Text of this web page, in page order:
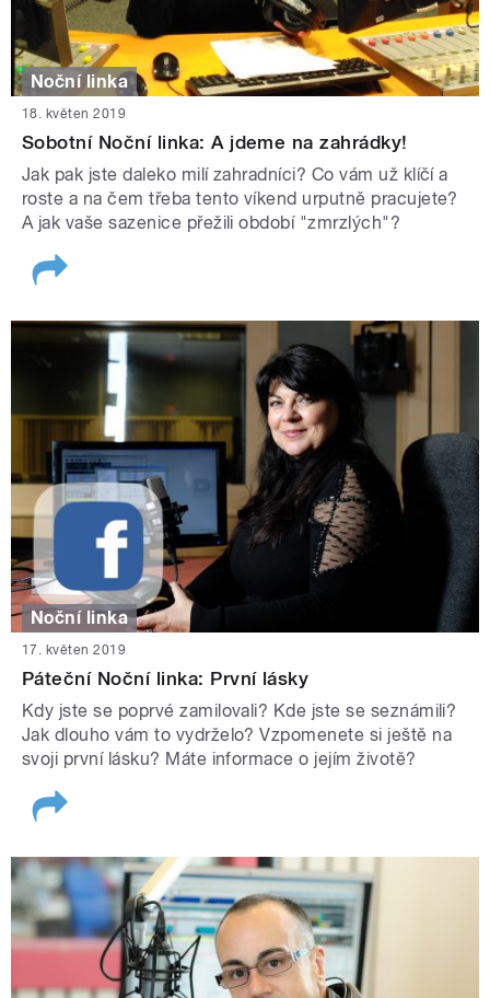
Noční linka
18. květen 2019
Sobotní Noční linka: A jdeme na zahrádky!
Jak pak jste daleko milí zahradníci? Co vám už klíčí a
roste a na čem třeba tento víkend urputně pracujete?
A jak vaše sazenice přežili období "zmrzlých"?
Noční linka
17. květen 2019
Páteční Noční linka: První lásky
Kdy jste se poprvé zamilovali? Kde jste se seznámili?
Jak dlouho vám to vydrželo? Vzpomenete si ještě na
svoji první lásku? Máte informace o jejím životě?